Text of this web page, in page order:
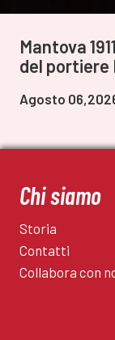
Mantova
del portiere
Agosto
Chi siamo
Storia
Contatti
Collabora con